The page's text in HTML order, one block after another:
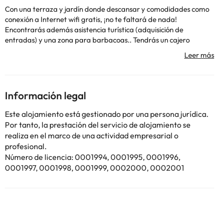
Con una terraza y jardín donde descansar y comodidades como
conexión a Internet wifi gratis, ¡no te faltará de nada!
Encontrarás además asistencia turística (adquisición de
entradas) y una zona para barbacoas.. Tendrás un cajero
automático y un dispensador de agua a tu disposición. Hay un
aparcamiento sin asistencia gratuito disponible.. #Con una
además asistencia turística (adquisición de entradas) y una zona
para barbacoas.. Tendrás un cajero automático y un
dispensador de agua a tu disposición. Hay un aparcamiento sin
asistencia gratuito disponible.. Mandatory fees: Los siguientes
cargos se pagan en el alojamiento: Tasa de mantenimiento de la
piscina climatizada: 50 EUR por alojamiento, por noche Hemos
incluido todos los cargos que nos ha proporcionado el
alojamiento. . Optional fees: Cuna (cama para bebé): 5.0 EUR
por noche. La lista anterior puede estar incompleta. Además, es
Información legal
Este alojamiento está gestionado por una persona jurídica.
Por tanto, la prestación del servicio de alojamiento se
realiza en el marco de una actividad empresarial o
profesional.
Número de licencia: 0001994, 0001995, 0001996,
0001997, 0001998, 0001999, 0002000, 0002001